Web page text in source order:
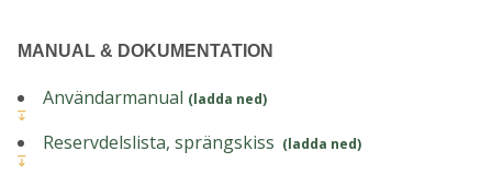
MANUAL & DOKUMENTATION
Användarmanual (ladda ned)
Reservdelslista, sprängskiss (ladda ned)